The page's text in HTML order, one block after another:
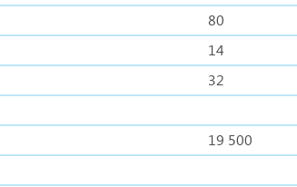
80
14
32
19 500